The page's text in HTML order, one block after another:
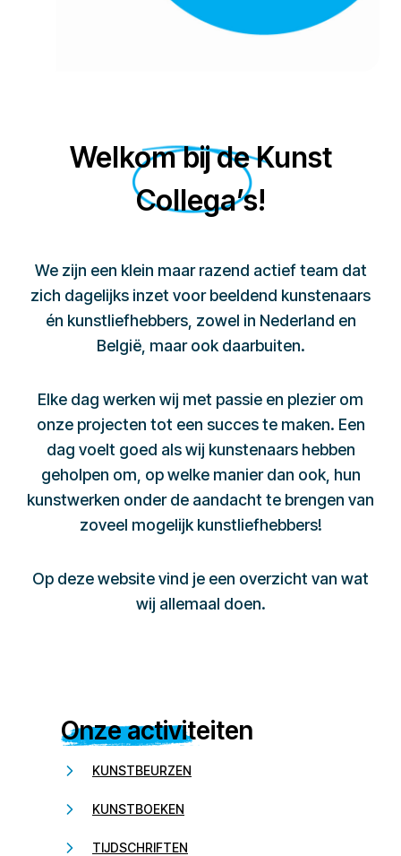
Welkom bij de Kunst
Collega’s!
We zijn een klein maar razend actief team dat
zich dagelijks inzet voor beeldend kunstenaars
én kunstliefhebbers, zowel in Nederland en
België, maar ook daarbuiten.
Elke dag werken wij met passie en plezier om
onze projecten tot een succes te maken. Een
dag voelt goed als wij kunstenaars hebben
geholpen om, op welke manier dan ook, hun
kunstwerken onder de aandacht te brengen van
zoveel mogelijk kunstliefhebbers!
Op deze website vind je een overzicht van wat
wij allemaal doen.
Onze activiteiten
KUNSTBEURZEN
KUNSTBOEKEN
TIJDSCHRIFTEN